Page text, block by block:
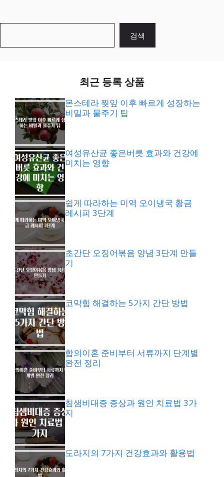
검색
최근 등록 상품
몬스테라 찢잎 이후 빠르게 성장하는
비밀과 물주기 팁
여성유산균 좋은버릇 효과와 건강에
미치는 영향
쉽게 따라하는 미역 오이냉국 황금
레시피 3단계
초간단 오징어볶음 양념 3단계 만들
기
코막힘 해결하는 5가지 간단 방법
합의이혼 준비부터 서류까지 단계별
완전 정리
침샘비대증 증상과 원인 치료법 3가
지
도라지의 7가지 건강효과와 활용법